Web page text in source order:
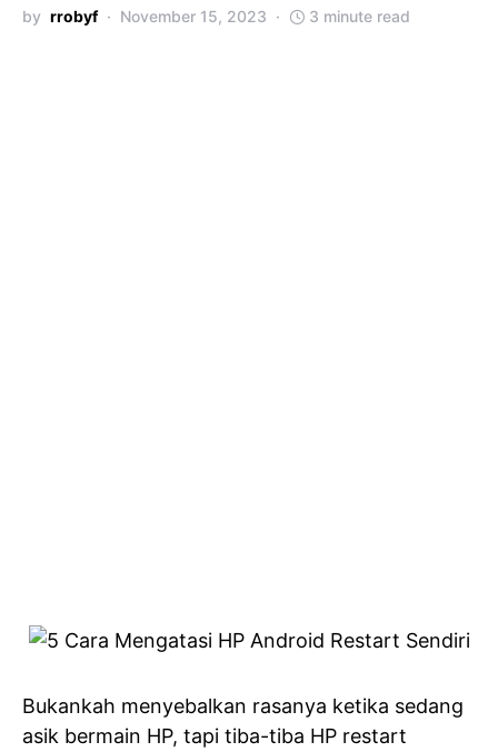
by rrobyf November 15, 2023 3 minute read
Bukankah menyebalkan rasanya ketika sedang
asik bermain HP, tapi tiba-tiba HP restart